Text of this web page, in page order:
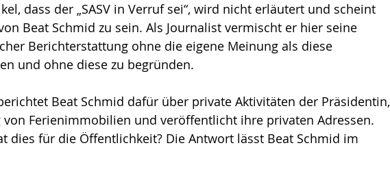
dass der „SASV in Verruf sei“, wird nicht erläutert und scheint
Beat Schmid zu sein. Als Journalist vermischt er hier seine
Berichterstattung ohne die eigene Meinung als diese
und ohne diese zu begründen.
Beat Schmid dafür über private Aktivitäten der Präsidentin,
Ferienimmobilien und veröffentlicht ihre privaten Adressen.
dies für die Öffentlichkeit? Die Antwort lässt Beat Schmid im